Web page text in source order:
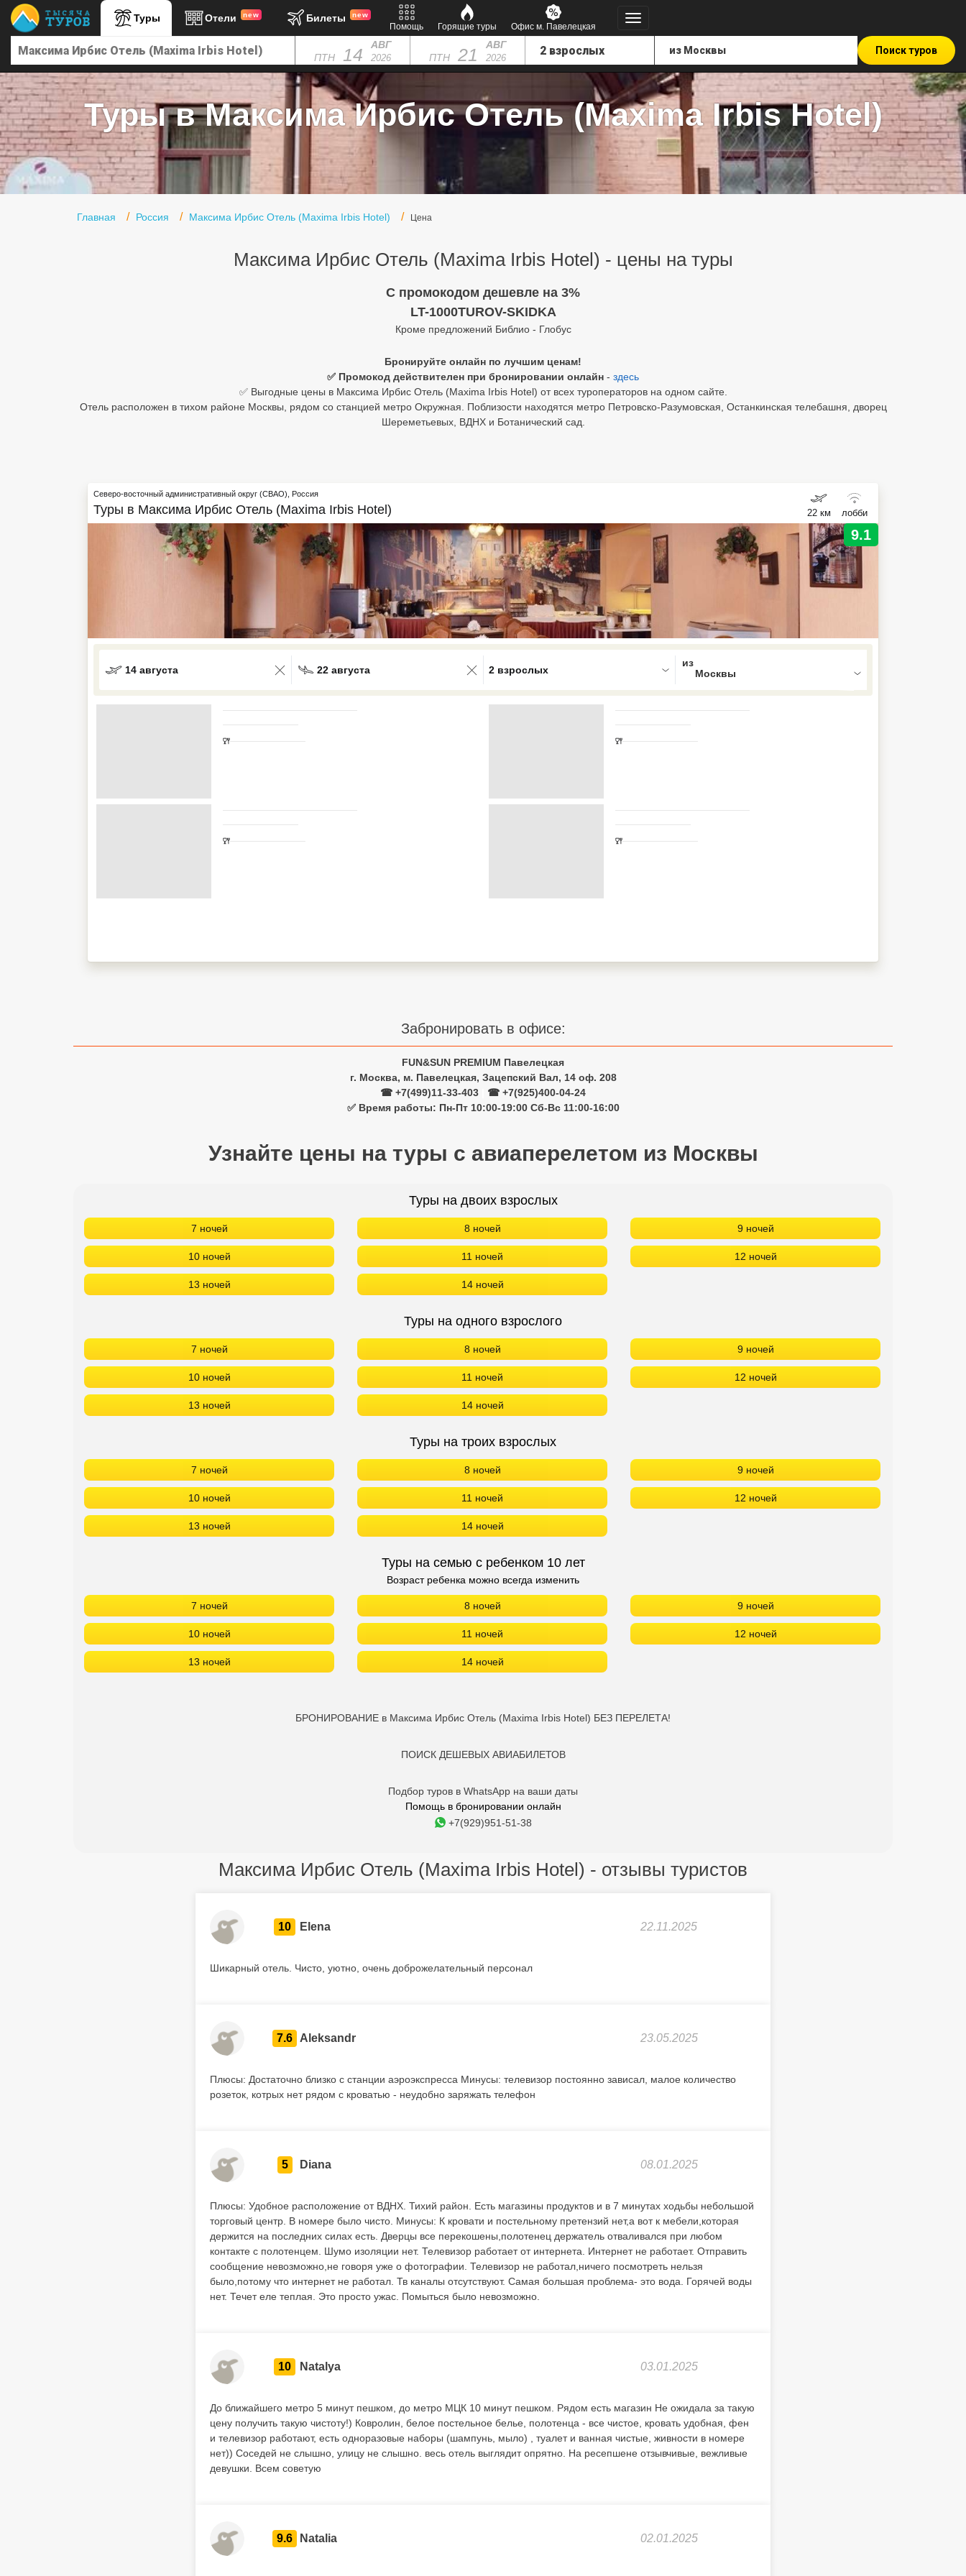
Туры Отели new Билеты new
Помощь Горящие туры Офис м. Павелецкая
ПТН 14 АВГ
2026 ПТН 21 АВГ
2026
Поиск туров
Туры в Максима Ирбис Отель (Maxima Irbis Hotel)
Главная Россия Максима Ирбис Отель (Maxima Irbis Hotel) Цена
Максима Ирбис Отель (Maxima Irbis Hotel) - цены на туры
C промокодом дешевле на 3%
LT-1000TUROV-SKIDKA
Кроме предложений Библио - Глобус
Бронируйте онлайн по лучшим ценам!
✅ Промокод действителен при бронировании онлайн - здесь
✅ Выгодные цены в Максима Ирбис Отель (Maxima Irbis Hotel) от всех туроператоров на одном сайте.
Отель расположен в тихом районе Москвы, рядом со станцией метро Окружная. Поблизости находятся метро Петровско-Разумовская, Останкинская телебашня, дворец
Шереметьевых, ВДНХ и Ботанический сад.
Северо-восточный административный округ (СВАО) Россия
Туры в Максима Ирбис Отель (Maxima Irbis Hotel) 22 км лобби
9.1
14 августа 22 августа
0 results available. Select is focused , press Down to open the menu,
2 взрослых
Забронировать в офисе:
FUN&SUN PREMIUM Павелецкая
г. Москва, м. Павелецкая, Зацепский Вал, 14 оф. 208
☎ +7(499)11-33-403
☎ +7(925)400-04-24
✅ Время работы: Пн-Пт 10:00-19:00 Сб-Вс 11:00-16:00
Узнайте цены на туры с авиаперелетом из Москвы
Туры на двоих взрослых
7 ночей 8 ночей 9 ночей
10 ночей 11 ночей 12 ночей
13 ночей 14 ночей
Туры на одного взрослого
7 ночей 8 ночей 9 ночей
10 ночей 11 ночей 12 ночей
13 ночей 14 ночей
Туры на троих взрослых
7 ночей 8 ночей 9 ночей
10 ночей 11 ночей 12 ночей
13 ночей 14 ночей
Туры на семью с ребенком 10 лет
Возраст ребенка можно всегда изменить
7 ночей 8 ночей 9 ночей
10 ночей 11 ночей 12 ночей
13 ночей 14 ночей
БРОНИРОВАНИЕ в Максима Ирбис Отель (Maxima Irbis Hotel) БЕЗ ПЕРЕЛЕТА!
ПОИСК ДЕШЕВЫХ АВИАБИЛЕТОВ
Подбор туров в WhatsApp на ваши даты
Помощь в бронировании онлайн
+7(929)951-51-38
Максима Ирбис Отель (Maxima Irbis Hotel) - отзывы туристов
10 Elena 22.11.2025
Шикарный отель. Чисто, уютно, очень доброжелательный персонал
7.6 Aleksandr 23.05.2025
Плюсы: Достаточно близко с станции аэроэкспресса Минусы: телевизор постоянно зависал, малое количество
розеток, котрых нет рядом с кроватью - неудобно заряжать телефон
5 Diana 08.01.2025
Плюсы: Удобное расположение от ВДНХ. Тихий район. Есть магазины продуктов и в 7 минутах ходьбы небольшой
торговый центр. В номере было чисто. Минусы: К кровати и постельному претензий нет,а вот к мебели,которая
держится на последних силах есть. Дверцы все перекошены,полотенец держатель отваливался при любом
контакте с полотенцем. Шумо изоляции нет. Телевизор работает от интернета. Интернет не работает. Отправить
сообщение невозможно,не говоря уже о фотографии. Телевизор не работал,ничего посмотреть нельзя
было,потому что интернет не работал. Тв каналы отсутствуют. Самая большая проблема- это вода. Горячей воды
нет. Течет еле теплая. Это просто ужас. Помыться было невозможно.
10 Natalya 03.01.2025
До ближайшего метро 5 минут пешком, до метро МЦК 10 минут пешком. Рядом есть магазин Не ожидала за такую
цену получить такую чистоту!) Ковролин, белое постельное белье, полотенца - все чистое, кровать удобная, фен
и телевизор работают, есть одноразовые наборы (шампунь, мыло) , туалет и ванная чистые, живности в номере
нет)) Соседей не слышно, улицу не слышно. весь отель выглядит опрятно. На ресепшене отзывчивые, вежливые
девушки. Всем советую
9.6 Natalia 02.01.2025
Главная
Туры в Турцию
Туры в Египет
Туры в ОАЭ
Офис г. Москва
Северный Гоа
Большой Сочи
Сетевые отели Бали
Сетевые отели Сейшел